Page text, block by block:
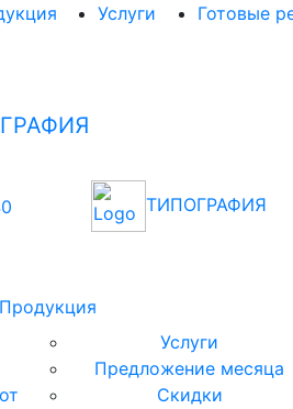
ТИПОГРАФИЯ
Услуги Готовые
Продукция
Услуги
Предложение месяца
Скидки